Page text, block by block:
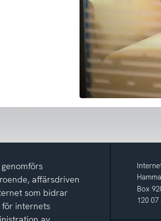
affärsdriven
som bidrar
internets
Box
120